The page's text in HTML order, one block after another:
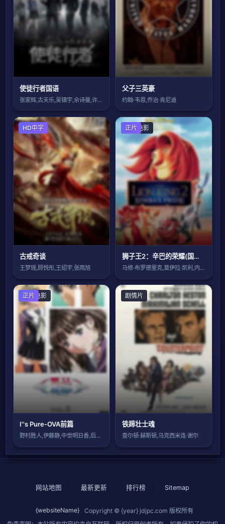
使徒行者国语
张家辉,古天乐,吴镇宇,佘诗曼,许绍雄,
父子三英豪
约翰·韦恩,乔治·肯尼迪
剧情片
HD中字
古戒奇谈
王梦瑶,顾悦彤,王绍宇,张雨旭
动漫电影
正片
狮子王2：辛巴的荣耀(国语版)
马修·布罗德里克,莫伊拉·凯利,内芙·坎
动漫电影
正片
I''s Pure-OVA前篇
野村胜人,伊藤静,中世明日香,后藤邑子,
剧情片
铁蹄壮士魂
查尔顿·赫斯顿,马克西米连·谢尔
网站地图 最新更新 排行榜 Sitemap
{websiteName} Copyright © {year} jdjpc.com 版权所有